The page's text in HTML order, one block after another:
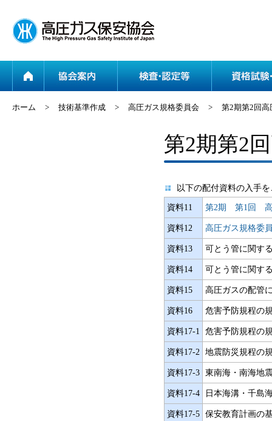
協会案内
ホーム > 技術基準作成 > 高圧ガス規格委員会 > 第2期第2回
第2期第2
以下の配付資料の入手
資料11 第2期 第1回 高
資料12 高圧ガス規格委
資料13 可とう管に関す
資料14 可とう管に関す
資料15 高圧ガスの配管
資料16 危害予防規程の
資料17-1 危害予防規程の
資料17-2 地震防災規程の
資料17-3 東南海・南海地
資料17-4 日本海溝・千島
資料17-5 保安教育計画の